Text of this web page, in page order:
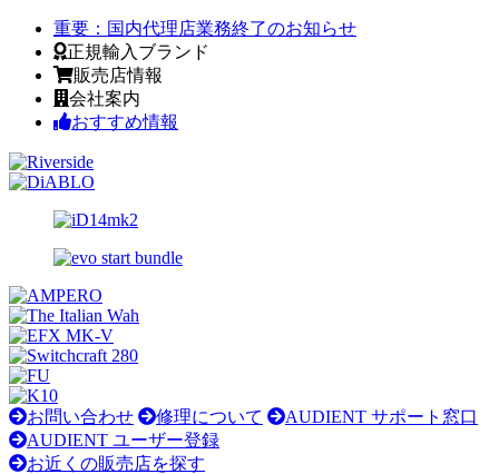
重要： 国内代理店業務終了のお知らせ
正規輸入ブランド
販売店情報
会社案内
おすすめ情報
お問い合わせ 修理について
AUDIENT サポート窓口
AUDIENT ユーザー登録
お近くの販売店を探す